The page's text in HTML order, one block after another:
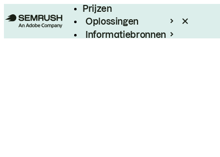
Prijzen
Oplossingen
Informatiebronnen